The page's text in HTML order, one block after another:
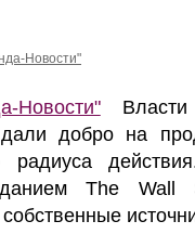
Новости"
Новости"Власти
добро на
радиуса
The Wall